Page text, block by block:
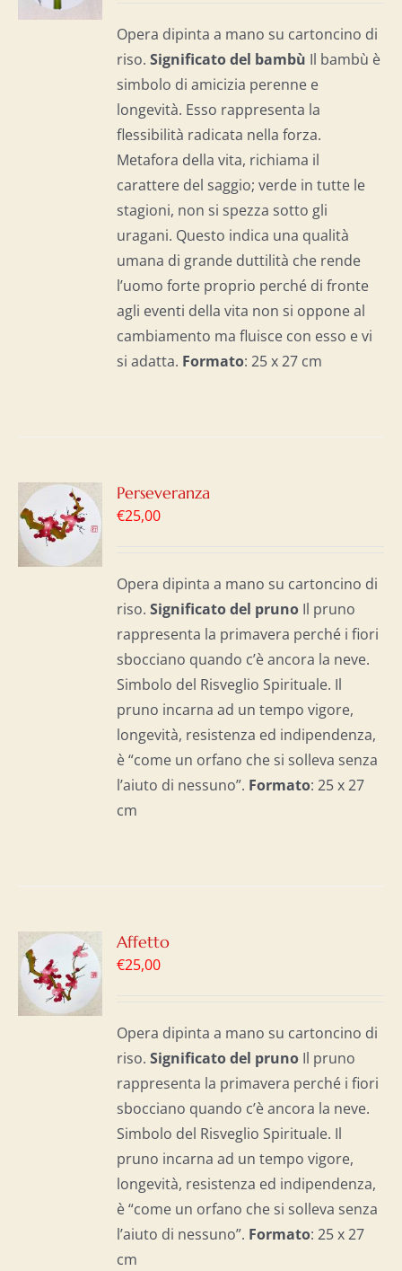
Opera dipinta a mano su cartoncino di
riso.Significato del bambù Il bambù è
simbolo di amicizia perenne e
longevità. Esso rappresenta la
flessibilità radicata nella forza.
Metafora della vita, richiama il
carattere del saggio; verde in tutte le
stagioni, non si spezza sotto gli
uragani. Questo indica una qualità
umana di grande duttilità che rende
l’uomo forte proprio perché di fronte
agli eventi della vita non si oppone al
cambiamento ma fluisce con esso e vi
si adatta. Formato: 25 x 27 cm
Perseveranza
€25,00
Opera dipinta a mano su cartoncino di
riso.Significato del pruno Il pruno
rappresenta la primavera perché i fiori
sbocciano quando c’è ancora la neve.
Simbolo del Risveglio Spirituale. Il
pruno incarna ad un tempo vigore,
longevità, resistenza ed indipendenza,
è “come un orfano che si solleva senza
l’aiuto di nessuno”. Formato: 25 x 27
cm
Affetto
€25,00
Opera dipinta a mano su cartoncino di
riso.Significato del pruno Il pruno
rappresenta la primavera perché i fiori
sbocciano quando c’è ancora la neve.
Simbolo del Risveglio Spirituale. Il
pruno incarna ad un tempo vigore,
longevità, resistenza ed indipendenza,
è “come un orfano che si solleva senza
l’aiuto di nessuno”. Formato: 25 x 27
cm